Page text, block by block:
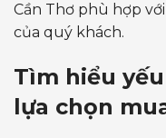
Cần Thơ phù hợp
của quý khách.
Tìm hiểu
lựa chọn